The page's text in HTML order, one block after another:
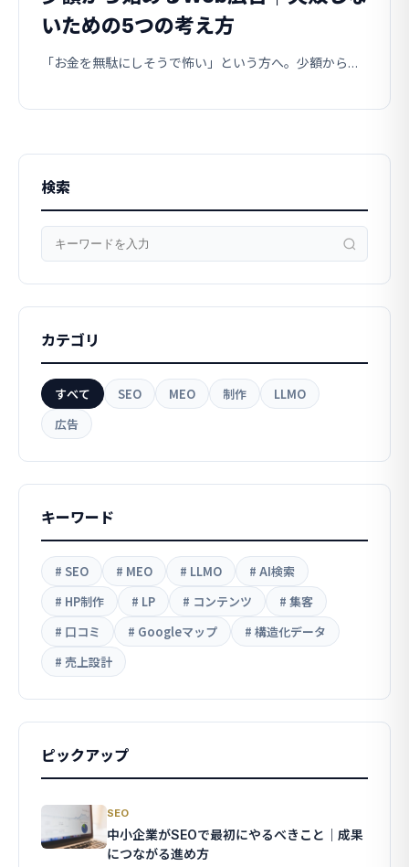
いための5つの考え方
「お金を無駄にしそうで怖い」という方へ。少額から安全にWeb広告を育てる、費用対効果を軸にした考え方を解説します。
検索
カテゴリ
すべて SEO MEO 制作
LLMO
広告
キーワード
# SEO # MEO # LLMO
# AI検索
# HP制作
# LP # コンテンツ
# 集客
# 口コミ
# Googleマップ
# 構造化データ
# 売上設計
ピックアップ
SEO
中小企業がSEOで最初にやるべきこと｜成果
につながる進め方